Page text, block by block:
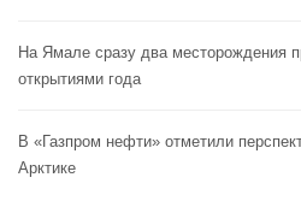
На Ямале сразу два месторождения
открытиями года
В «Газпром нефти» отметили
Арктике